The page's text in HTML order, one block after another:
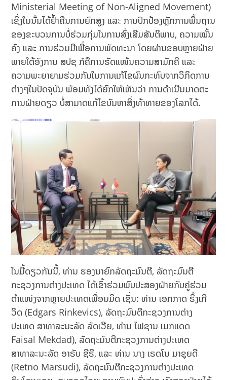
Ministerial Meeting of Non-Aligned Movement)
ເຊິ່ງໃນນັ້ນໄດ້ຢ້ຳຄືນການຍົກສູງ ແລະ ການປົກປ້ອງຫຼັກການພື້ນຖານ
ຂອງຂະບວນການບໍ່ຮ່ວມກຸ່ມໃນການສົ່ງເສີມສັນຕິພາບ, ຄວາມໝັ້ນ
ຄົງ ແລະ ການຮ່ວມມືເພື່ອການພັດທະນາ ໂດຍຜ່ານຂອບຫຼາຍຝ່າຍ
ພາຍໃຕ້ອົງການ ສປຊ ກໍຄືການຮັດແໜ້ນຄວາມສາມັກຄີ ແລະ
ຄວາມພະຍາຍາມຮ່ວມກັນໃນການແກ້ໄຂຜົນກະທົບຈາກວິກິດການ
ຕ່າງໆໃນປັດຈຸບັນ ພ້ອມທັງໄດ້ຍົກໃຫ້ເຫັນວ່າ ການດຳເນີນມາດຕະ
ການຝ່າຍດຽວ ບໍ່ສາມາດແກ້ໄຂບັນຫາສິ່ງທ້າທາຍຂອງໂລກໄດ້.
ໃນມື້ດຽວກັນນີ້, ທ່ານ ຮອງນາຍົກລັດຖະມົນຕີ, ລັດຖະມົນຕີ
ກະຊວງການຕ່າງປະເທດ ໄດ້ເຂົ້າຮ່ວມພົບປະສອງຝ່າຍກັບຄູ່ຮ່ວມ
ຕຳແໜ່ງຈາກຫຼາຍປະເທດເພື່ອນມິດ ເຊັ່ນ: ທ່ານ ເອກກາດ ຣິ້ງເກີ
ວິດ (Edgars Rinkevics), ລັດຖະມົນຕີກະຊວງການຕ່າງ
ປະເທດ ສາທາລະນະລັດ ລັດເວີຍ, ທ່ານ ໄຟຊານ ເມກແດດ
Faisal Mekdad), ລັດຖະມົນຕີກະຊວງການຕ່າງປະເທດ
ສາທາລະນະລັດ ອາຣັບ ຊີຣີ, ແລະ ທ່ານ ນາງ ເຣດໂນ ມາຊຸຍດີ
(Retno Marsudi), ລັດຖະມົນຕີກະຊວງການຕ່າງປະເທດ